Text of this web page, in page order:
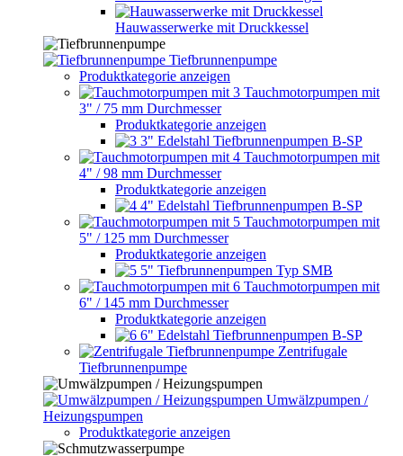
Hauwasserwerke mit Druckkessel
Tiefbrunnenpumpe
Produktkategorie anzeigen
Tauchmotorpumpen mit
3" / 75 mm Durchmesser
Produktkategorie anzeigen
3" Edelstahl Tiefbrunnenpumpen B-SP
Tauchmotorpumpen mit
4" / 98 mm Durchmesser
Produktkategorie anzeigen
4" Edelstahl Tiefbrunnenpumpen B-SP
Tauchmotorpumpen mit
5" / 125 mm Durchmesser
Produktkategorie anzeigen
5" Tiefbrunnenpumpen Typ SMB
Tauchmotorpumpen mit
6" / 145 mm Durchmesser
Produktkategorie anzeigen
6" Edelstahl Tiefbrunnenpumpen B-SP
Zentrifugale
Tiefbrunnenpumpe
Umwälzpumpen /
Heizungspumpen
Produktkategorie anzeigen